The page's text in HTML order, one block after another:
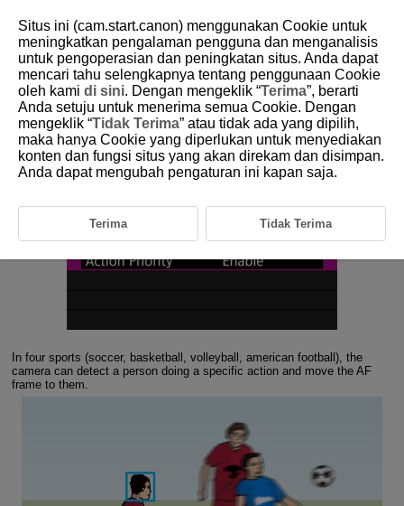
1- 5 Action Priority
Recognize people performing a specific action from among four
sports.
In four sports (soccer, basketball, volleyball, american football), the
camera can detect a person doing a specific action and move the AF
frame to them.
Situs ini (cam.start.canon) menggunakan Cookie untuk
meningkatkan pengalaman pengguna dan menganalisis
untuk pengoperasian dan peningkatan situs. Anda dapat
mencari tahu selengkapnya tentang penggunaan Cookie
oleh kami di sini. Dengan mengeklik “Terima”, berarti
Anda setuju untuk menerima semua Cookie. Dengan
mengeklik “Tidak Terima” atau tidak ada yang dipilih,
maka hanya Cookie yang diperlukan untuk menyediakan
konten dan fungsi situs yang akan direkam dan disimpan.
Anda dapat mengubah pengaturan ini kapan saja.
Terima Tidak Terima